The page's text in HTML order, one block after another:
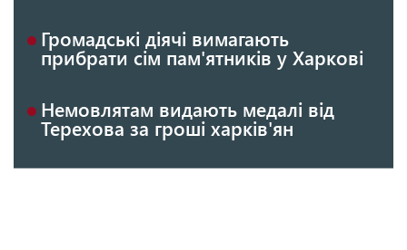
Громадські діячі вимагають
прибрати сім пам'ятників у Харкові
Немовлятам видають медалі від
Терехова за гроші харків'ян